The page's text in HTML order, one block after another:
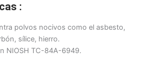
:
polvos nocivos como el asbesto,
sílice, hierro.
NIOSH TC-84A-6949.